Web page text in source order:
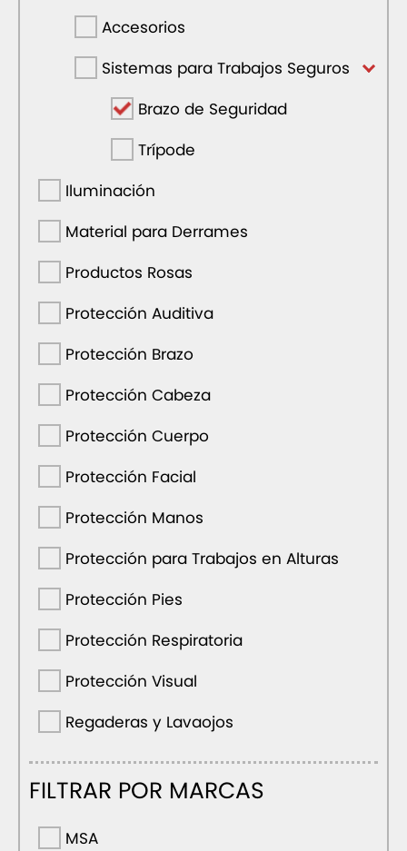
Accesorios
Sistemas para Trabajos Seguros
Brazo de Seguridad
Trípode
Iluminación
Material para Derrames
Productos Rosas
Protección Auditiva
Protección Brazo
Protección Cabeza
Protección Cuerpo
Protección Facial
Protección Manos
Protección para Trabajos en Alturas
Protección Pies
Protección Respiratoria
Protección Visual
Regaderas y Lavaojos
FILTRAR POR MARCAS
MSA